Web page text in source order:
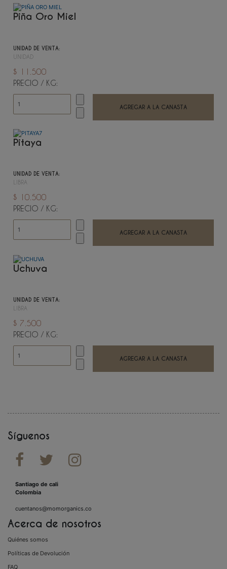
Piña Oro Miel
UNIDAD DE VENTA:
UNIDAD
$ 11.500
PRECIO / KG:
Pitaya
UNIDAD DE VENTA:
LIBRA
$ 10.500
PRECIO / KG:
Uchuva
UNIDAD DE VENTA:
LIBRA
$ 7.500
PRECIO / KG:
Síguenos
  
Santiago de cali
Colombia
cuentanos@momorganics.co
Acerca de nosotros
Quiénes somos
Políticas de Devolución
FAQ